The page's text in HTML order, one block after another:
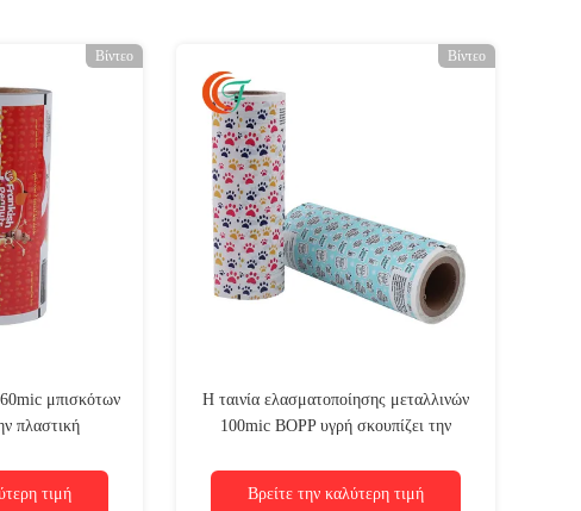
Βίντεο
60mic μπισκότων
πλαστική
τιμή
Βίντεο
Η ταινία ελασματοποίησης μεταλλινών
100mic BOPP υγρή σκουπίζει την
Βρείτε την καλύτερη τιμή